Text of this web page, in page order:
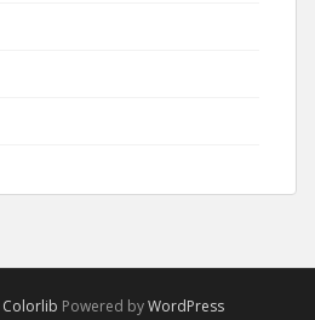
Colorlib Powered byWordPress